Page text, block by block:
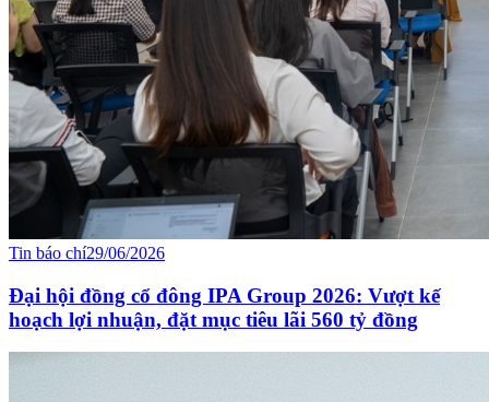
Tin báo chí29/06/2026
Đại hội đồng cổ đông IPA Group 2026: Vượt kế
hoạch lợi nhuận, đặt mục tiêu lãi 560 tỷ đồng